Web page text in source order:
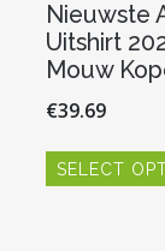
Nieuwste
Uitshirt
Mouw
€39.69
SELECT